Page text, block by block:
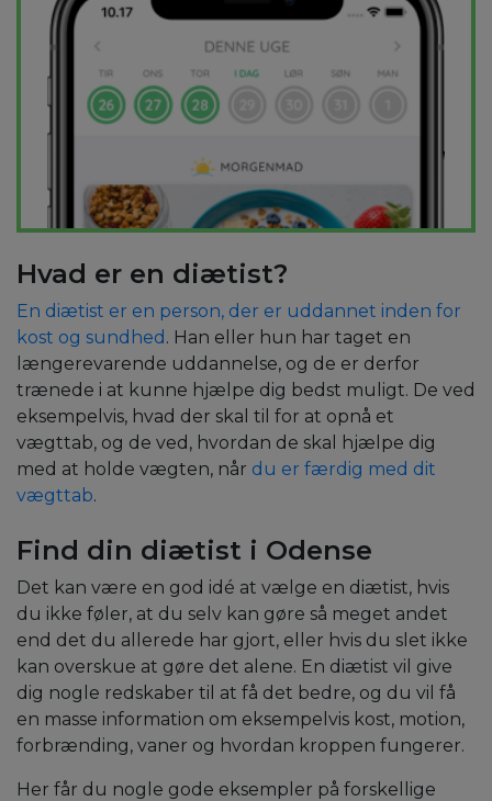
Hvad er en diætist?
En diætist er en person, der er uddannet inden for
kost og sundhed . Han eller hun har taget en
længerevarende uddannelse, og de er derfor
trænede i at kunne hjælpe dig bedst muligt. De ved
eksempelvis, hvad der skal til for at opnå et
vægttab, og de ved, hvordan de skal hjælpe dig
med at holde vægten, når du er færdig med dit
vægttab.
Find din diætist i Odense
Det kan være en god idé at vælge en diætist, hvis
du ikke føler, at du selv kan gøre så meget andet
end det du allerede har gjort, eller hvis du slet ikke
kan overskue at gøre det alene. En diætist vil give
dig nogle redskaber til at få det bedre, og du vil få
en masse information om eksempelvis kost, motion,
forbrænding, vaner og hvordan kroppen fungerer.
Her får du nogle gode eksempler på forskellige